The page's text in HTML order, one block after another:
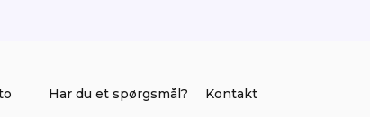
Har du et spørgsmål?
Kontakt